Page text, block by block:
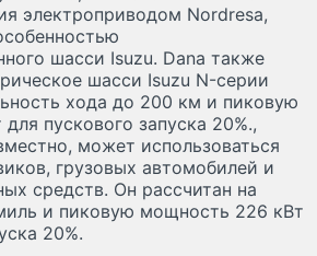
электроприводом Nordresa,
шасси Isuzu. Dana также
шасси Isuzu N-серии
хода до 200 км и пиковую
пускового запуска 20%.,
может использоваться
грузовых автомобилей и
средств. Он рассчитан на
и пиковую мощность 226 кВт
20%.